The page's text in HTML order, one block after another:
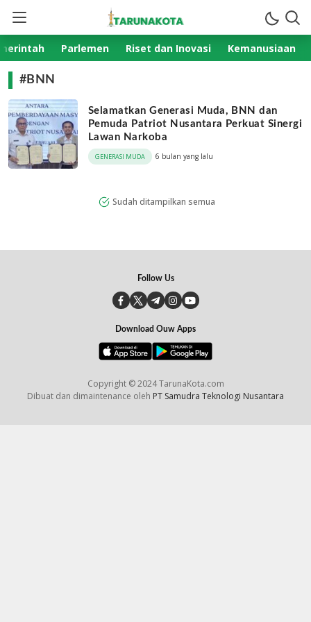
TarunaKota.com
Aktual Terpercaya
Parlemen Riset dan Inovasi Kemanusiaan
#BNN
Selamatkan Generasi Muda, BNN dan
Pemuda Patriot Nusantara Perkuat Sinergi
Lawan Narkoba
GENERASI MUDA 6 bulan yang lalu
Sudah ditampilkan semua
Follow Us
Download Ouw Apps
Copyright © 2024 TarunaKota.com
Dibuat dan dimaintenance oleh PT Samudra Teknologi Nusantara